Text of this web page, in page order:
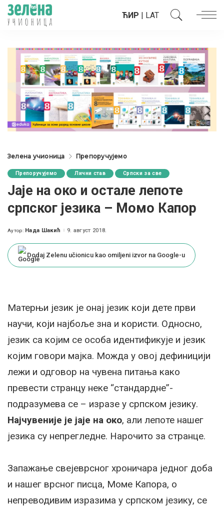
ЋИР | LAT
Зелена учионица Препоручујемо
Препоручујемо Лични став Српски за све
Јаје на око и остале лепоте
српског језика – Момо Капор
Posted
Аутор: Нада Шакић 9. август 2018.
Dodaj Zelenu učionicu kao omiljeni izvor na Google-u
Матерњи језик је онај језик који дете први
научи, који најбоље зна и користи. Односно,
језик са којим се особа идентификује и језик
којим говори мајка. Можда у овој дефиницији
лежи и одговор на чувена питања како
превести странцу неке “стандардне”-
подразумева се – изразе у српском језику.
Најчувеније је јаје на око, али лепоте нашег
језика су непрегледне. Нарочито за странце.
Запажање свејеврсног хроничара једног доба
и нашег врсног писца, Моме Капора, о
непреводивим изразима у српском језику, се